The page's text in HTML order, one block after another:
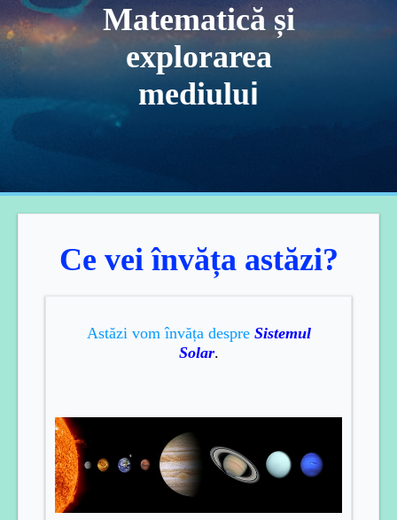
Matematică și
explorarea
mediului
Ce vei învăța astăzi?
Astăzi vom învăța despre Sistemul
Solar.